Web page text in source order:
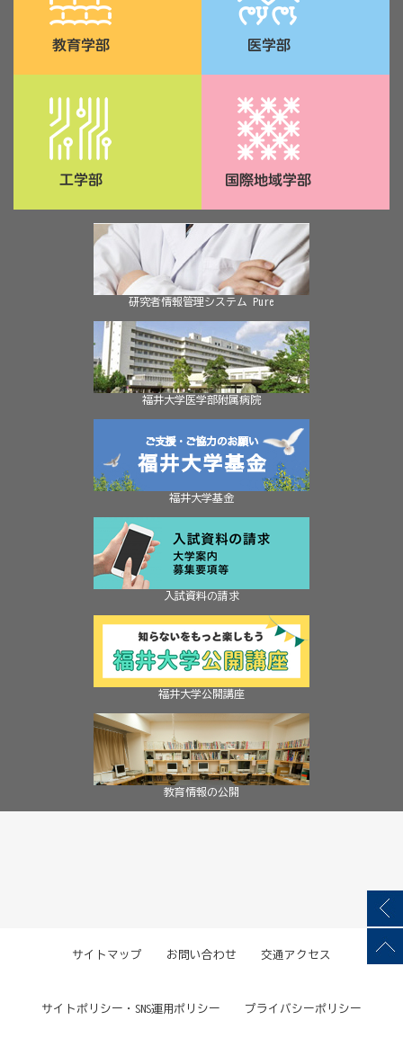
研究者情報管理システム Pure
福井大学医学部附属病院
福井大学基金
入試資料の請求
福井大学公開講座
教育情報の公開
サイトマップ お問い合わせ 交通アクセス
サイトポリシー・SNS運用ポリシー プライバシーポリシー